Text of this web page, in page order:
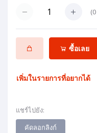
(0
ซื้อเลย
เพิ่มในรายการที่อยากได้
แชร์ไปยัง:
คัดลอกลิงก์